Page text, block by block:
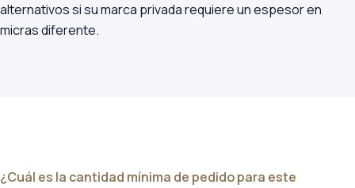
alternativos si su marca privada requiere un espesor en
micras diferente.
¿Cuál es la cantidad mínima de pedido para este